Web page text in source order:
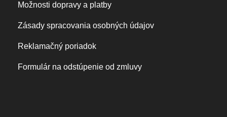
Možnosti dopravy a platby
Zásady spracovania osobných údajov
Reklamačný poriadok
Formulár na odstúpenie od zmluvy